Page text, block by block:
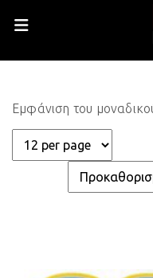
Εμφάνιση του